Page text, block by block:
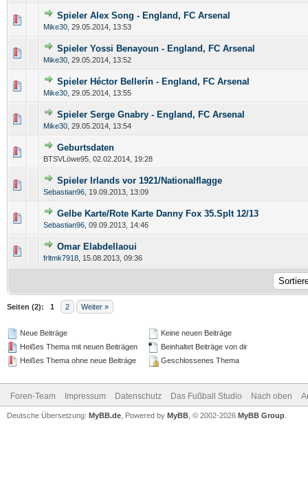
Spieler Alex Song - England, FC Arsenal
Mike30 29.05.2014, 13:53
Spieler Yossi Benayoun - England, FC Arsenal
Mike30 29.05.2014, 13:52
Spieler Héctor Bellerín - England, FC Arsenal
Mike30 29.05.2014, 13:55
Spieler Serge Gnabry - England, FC Arsenal
Mike30 29.05.2014, 13:54
Geburtsdaten
BTSVLöwe95, 02.02.2014, 19:28
Spieler Irlands vor 1921/Nationalflagge
Sebastian96 19.09.2013, 13:09
Gelbe Karte/Rote Karte Danny Fox 35.Splt 12/13
Sebastian96 09.09.2013, 14:46
Omar Elabdellaoui
frltmk7918 15.08.2013, 09:36
Seiten (2): 1 2 Weiter »
Neue Beiträge
Heißes Thema mit neuen Beiträgen
Heißes Thema ohne neue Beiträge
Keine neuen Beiträge
Beinhaltet Beiträge von dir
Geschlossenes Thema
Foren-Team Impressum Datenschutz Das Fußball Studio Nach oben
Deutsche Übersetzung: MyBB.de , Powered by MyBB , © 2002-2026 MyBB Group